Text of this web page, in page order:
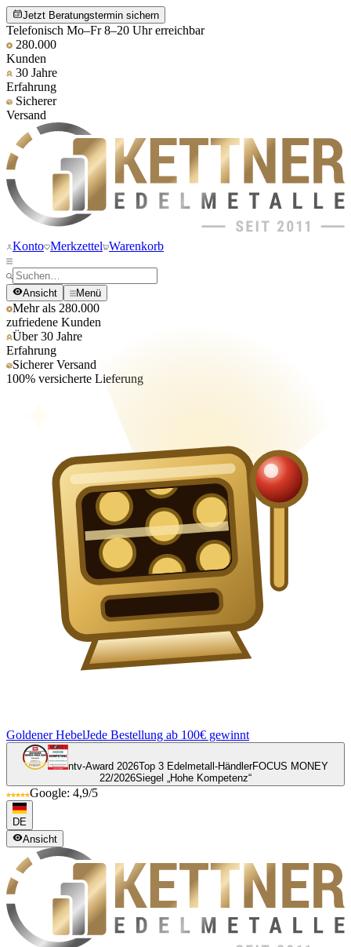
Jetzt Beratungstermin sichern
Telefonisch Mo–Fr 8–20 Uhr erreichbar
280.000
Kunden
30 Jahre
Erfahrung
Sicherer
Versand
Konto Merkzettel Warenkorb
Ansicht Menü
Mehr als 280.000
zufriedene Kunden
Über 30 Jahre
Erfahrung
Sicherer Versand
100% versicherte Lieferung
Goldener HebelJede Bestellung ab 100€ gewinnt
ntv-Award 2026Top 3 Edelmetall-HändlerFOCUS MONEY
22/2026Siegel „Hohe Kompetenz“
Google: 4,9/5
DE
Ansicht